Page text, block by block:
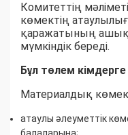
Комитеттің
көмектің
қаражатының ашық
мүмкіндік береді.
Бұл төлем кімдерге
Материалдық
атаулы әлеуметтік